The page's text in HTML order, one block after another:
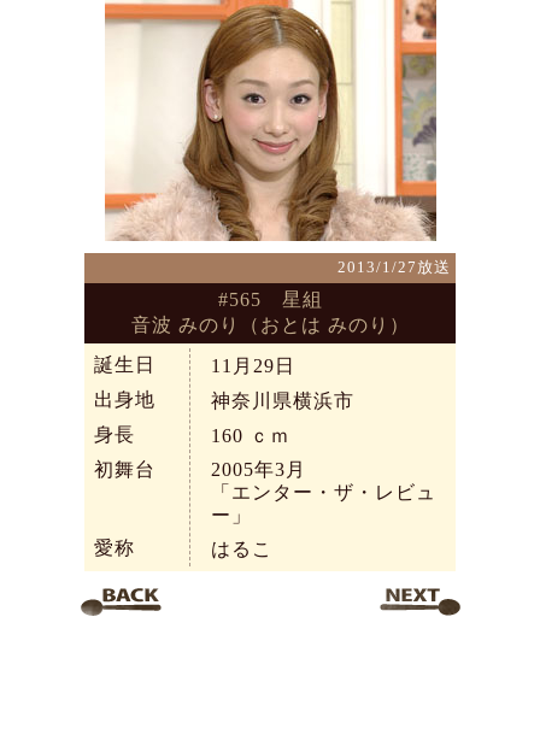
2013/1/27放送
#565 星組
音波 みのり（おとは みのり）
誕生日
11月29日
出身地
神奈川県横浜市
身長
160 ｃｍ
初舞台
2005年3月
「エンター・ザ・レビュ
ー」
愛称
はるこ